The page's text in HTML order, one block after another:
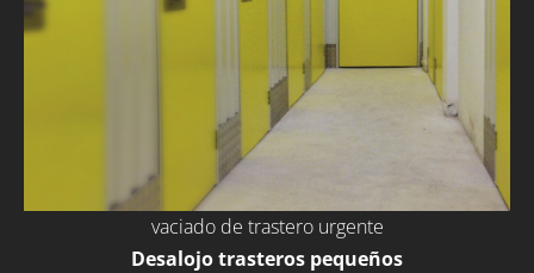
vaciado de trastero urgente
Desalojo trasteros pequeños